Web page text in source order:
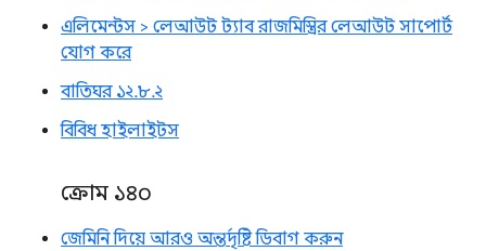
এলিমেন্টস > লেআউট ট্যাব রাজমিস্ত্রির লেআউট সাপোর্ট
যোগ করে
বাতিঘর ১২.৮.২
বিবিধ হাইলাইটস
ক্রোম ১৪০
জেমিনি দিয়ে আরও অন্তর্দৃষ্টি ডিবাগ করুন